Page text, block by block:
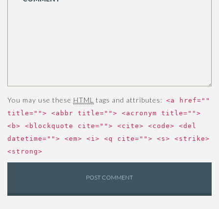
You may use these HTML tags and attributes: <a href=""
title=""> <abbr title=""> <acronym title="">
<b> <blockquote cite=""> <cite> <code> <del
datetime=""> <em> <i> <q cite=""> <s> <strike>
<strong>